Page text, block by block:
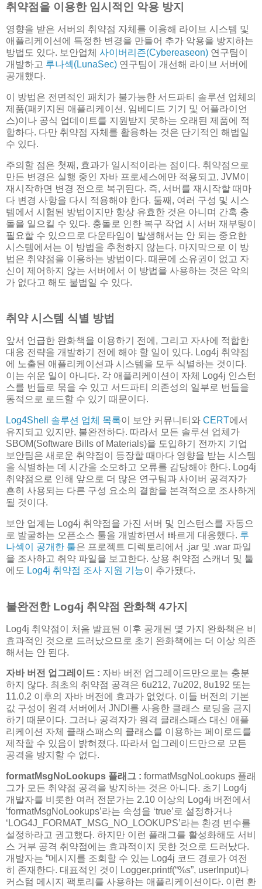
취약점을 이용한 임시적인 악용 방지
영향을 받은 서버의 취약점 자체를 이용해 라이브 시스템 및
애플리케이션에 특정한 변경을 만들어 추가 악용을 방지하는
방법도 있다. 보안업체 사이버리즌(Cybereaseon) 연구팀이
개발하고 루나섹(LunaSec) 연구팀이 개선해 라이브 서버에
공개했다.
이 방법은 전면적인 패치가 불가능한 서드파티 솔루션 업체의
제품(패키지된 애플리케이션, 임베디드 기기 및 어플라이언
스)이나 공식 업데이트를 지원받지 못하는 오래된 제품에 적
합하다. 다만 취약점 자체를 활용하는 것은 단기적인 해법일
수 있다.
주의할 점은 첫째, 효과가 일시적이라는 점이다. 취약점으로
만든 변경은 실행 중인 자바 프로세스에만 적용되고, JVM이
재시작하면 변경 전으로 복귀된다. 즉, 서버를 재시작할 때마
다 변경 사항을 다시 적용해야 한다. 둘째, 여러 구성 및 시스
템에서 시험된 방법이지만 항상 유효한 것은 아니며 간혹 충
돌을 일으킬 수 있다. 충돌로 인한 복구 작업 시 서버 재부팅이
필요할 수 있으므로 다운타임이 발생해서는 안 되는 중요한
시스템에서는 이 방법을 추천하지 않는다. 마지막으로 이 방
법은 취약점을 이용하는 방법이다. 때문에 소유권이 없고 자
신이 제어하지 않는 서버에서 이 방법을 사용하는 것은 악의
가 없다고 해도 불법일 수 있다.
취약 시스템 식별 방법
앞서 언급한 완화책을 이용하기 전에, 그리고 자사에 적합한
대응 전략을 개발하기 전에 해야 할 일이 있다. Log4j 취약점
에 노출된 애플리케이션과 시스템을 모두 식별하는 것이다.
이는 쉬운 일이 아니다. 각 애플리케이션이 자체 Log4j 인스턴
스를 번들로 묶을 수 있고 서드파티 의존성의 일부로 번들을
동적으로 로드할 수 있기 때문이다.
Log4Shell 솔루션 업체 목록이 보안 커뮤니티와 CERT에서
유지되고 있지만, 불완전하다. 따라서 모든 솔루션 업체가
SBOM(Software Bills of Materials)을 도입하기 전까지 기업
보안팀은 새로운 취약점이 등장할 때마다 영향을 받는 시스템
을 식별하는 데 시간을 소모하고 오류를 감당해야 한다. Log4j
취약점으로 인해 앞으로 더 많은 연구팀과 사이버 공격자가
흔히 사용되는 다른 구성 요소의 결함을 본격적으로 조사하게
될 것이다.
보안 업계는 Log4j 취약점을 가진 서버 및 인스턴스를 자동으
로 발굴하는 오픈소스 툴을 개발하면서 빠르게 대응했다. 루
나섹이 공개한 툴은 프로젝트 디렉토리에서 .jar 및 .war 파일
을 조사하고 취약 파일을 보고한다. 상용 취약점 스캐너 및 툴
에도 Log4j 취약점 조사 지원 기능이 추가됐다.
불완전한 Log4j 취약점 완화책 4가지
Log4j 취약점이 처음 발표된 이후 공개된 몇 가지 완화책은 비
효과적인 것으로 드러났으므로 초기 완화책에는 더 이상 의존
해서는 안 된다.
자바 버전 업그레이드 : 자바 버전 업그레이드만으로는 충분
하지 않다. 최초의 취약점 공격은 6u212, 7u202, 8u192 또는
11.0.2 이후의 자바 버전에 효과가 없었다. 이들 버전의 기본
값 구성이 원격 서버에서 JNDI를 사용한 클래스 로딩을 금지
하기 때문이다. 그러나 공격자가 원격 클래스패스 대신 애플
리케이션 자체 클래스패스의 클래스를 이용하는 페이로드를
제작할 수 있음이 밝혀졌다. 따라서 업그레이드만으로 모든
공격을 방지할 수 없다.
formatMsgNoLookups 플래그 : formatMsgNoLookups 플래
그가 모든 취약점 공격을 방지하는 것은 아니다. 초기 Log4j
개발자를 비롯한 여러 전문가는 2.10 이상의 Log4j 버전에서
‘formatMsgNoLookups’라는 속성을 ‘true’로 설정하거나
‘LOG4J_FORMAT_MSG_NO_LOOKUPS’라는 환경 변수를
설정하라고 권고했다. 하지만 이런 플래그를 활성화해도 서비
스 거부 공격 취약점에는 효과적이지 못한 것으로 드러났다.
개발자는 “메시지를 조회할 수 있는 Log4j 코드 경로가 여전
히 존재한다. 대표적인 것이 Logger.printf(“%s”, userInput)나
커스텀 메시지 팩토리를 사용하는 애플리케이션이다. 이런 환